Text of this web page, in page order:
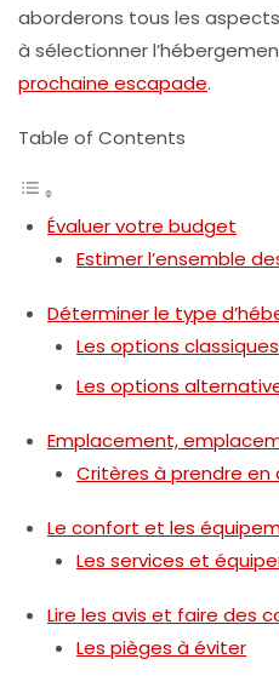
aborderons tous les
à sélectionner
prochaine escapade.
Table of Contents
Évaluer votre budget
Estimer l’ensemble
Déterminer le type
Les options classiques
Les options
Emplacement,
Critères à prendre
Le confort et les
Les services et
Lire les avis et faire des
Les pièges à éviter